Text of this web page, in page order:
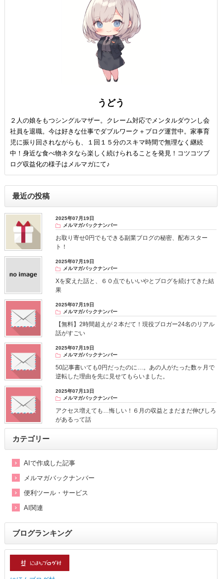
うどう
２人の娘をもつシングルマザー。クレーム対応でメンタルダウンし会
社員を退職。今は好きな仕事でダブルワーク＋ブログ運営中。家事育
児に振り回されながらも、１回１５分のスキマ時間で無理なく継続
中！身近な食べ物ネタなら楽しく続けられることを発見！コツコツブ
ログ収益化の様子はメルマガにて♪
最近の投稿
2025年07月19日
メルマガバックナンバー
お取り寄せ0円でもできる副業ブログの秘密、配布スター
ト！
2025年07月19日
メルマガバックナンバー
Xを変えた話と、６０点でもいいやとブログを続けてきた結
果
2025年07月19日
メルマガバックナンバー
【無料】2時間超えが２本だて！現役ブロガー24名のリアル
話がすごい
2025年07月19日
メルマガバックナンバー
50記事書いても0円だったのに…。あの人がたった数ヶ月で
逆転した理由を先に見せてもらいました。
2025年07月13日
メルマガバックナンバー
アクセス増えても…悔しい！６月の収益とまだまだ伸びしろ
があるって話
カテゴリー
AIで作成した記事
メルマガバックナンバー
便利ツール・サービス
AI関連
ブログランキング